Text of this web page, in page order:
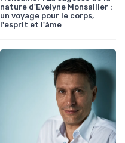
nature d'Evelyne Monsallier :
un voyage pour le corps,
l'esprit et l'âme